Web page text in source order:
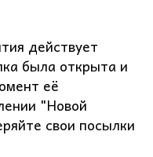
действует
была открыта и
её
"Новой
свои посылки